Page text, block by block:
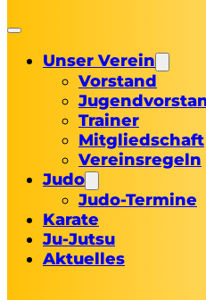
Unser Verein
Vorstand
Trainer
Mitgliedschaft
Vereinsregeln
Judo
Judo-Termine
Karate
Ju-Jutsu
Aktuelles